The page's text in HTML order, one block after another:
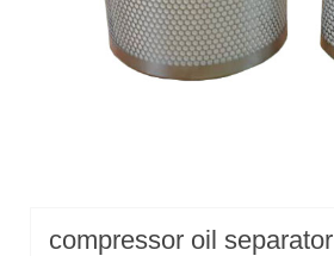
compressor oil separator